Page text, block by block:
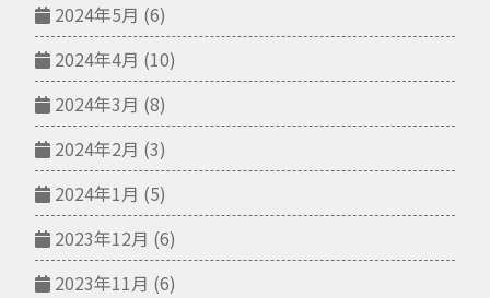
2024年5月 (6)
2024年4月 (10)
2024年3月 (8)
2024年2月 (3)
2024年1月 (5)
2023年12月 (6)
2023年11月 (6)